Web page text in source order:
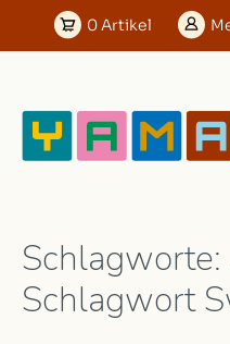
0Artikel
Schlagwort